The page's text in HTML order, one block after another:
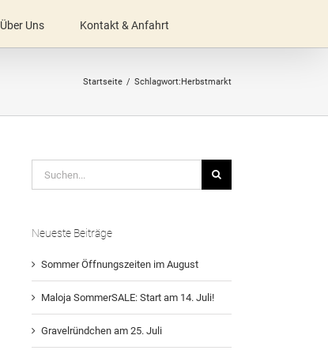
Über Uns Kontakt & Anfahrt
Startseite Schlagwort:Herbstmarkt
Neueste Beiträge
Sommer Öffnungszeiten im August
Maloja SommerSALE: Start am 14. Juli!
Gravelründchen am 25. Juli